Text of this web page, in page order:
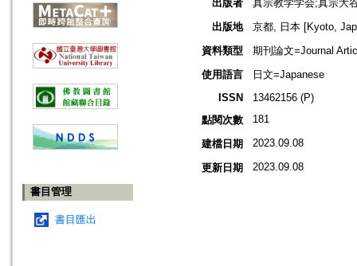
書目管理
書目匯出
出版者
真宗教学学会;真宗大
出版地
京都, 日本 [Kyoto,
資料類型
期刊論文=Journal
使用語言
日文=Japanese
ISSN
13462156 (P)
點閱次數
181
建檔日期 2023.09.08
更新日期 2023.09.08